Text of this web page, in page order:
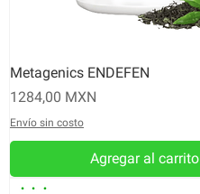
Metagenics ENDEFEN
Precio
1284,00 MXN
Envío sin costo
Agregar al carrito